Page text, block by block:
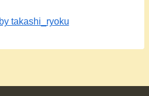
takashi_ryoku